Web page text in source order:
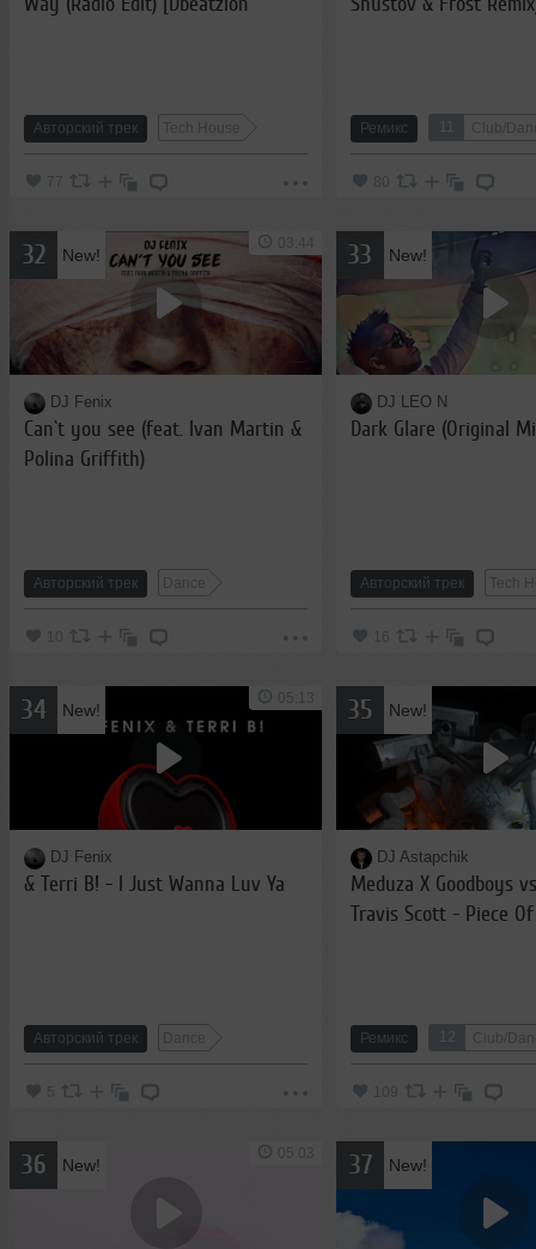
Авторский трек Tech House
77
Ремикс 11 Club/
32 New!
DJ Fenix
Can`t you see (feat. Ivan Martin &
Polina Griffith)
Авторский трек Dance
03:44 33 New!
DJ LEO N
Dark Glare (Original
Авторский трек Tech
16
34 New!
DJ Fenix
& Terri B! - I Just Wanna Luv Ya
Авторский трек Dance
5
05:13 35 New!
DJ Astapchik
Meduza X Goodboys
Travis Scott - Piece
Ремикс 12 Club/
109
36 New!
05:03 37 New!